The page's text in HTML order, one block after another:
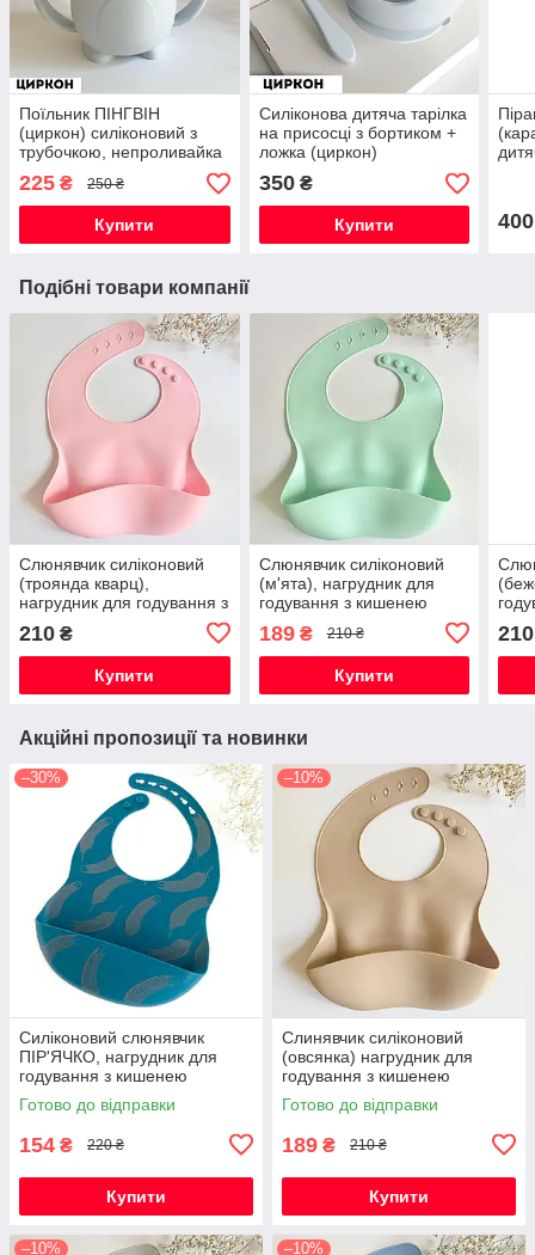
Поїльник ПІНГВІН
(циркон) силіконовий з
трубочкою, непроливайка
225 ₴ 250 ₴
Купити
Силіконова дитяча тарілка
на присосці з бортиком +
ложка (циркон)
350₴
Купити 400
Подібні товари компанії
Слюнявчик силіконовий
(троянда кварц),
нагрудник для годування з
210 ₴
Купити
Слюнявчик силіконовий
(м'ята), нагрудник для
годування з кишенею
189₴ 210 ₴
Купити
210
Акційні пропозиції та новинки
–30%
Силіконовий слюнявчик
ПІР'ЯЧКО, нагрудник для
годування з кишенею
Готово до відправки
154 ₴ 220 ₴
Купити
–10%
Слинявчик силіконовий
(овсянка) нагрудник для
годування з кишенею
Готово до відправки
189 ₴ 210 ₴
Купити
–10% –10%